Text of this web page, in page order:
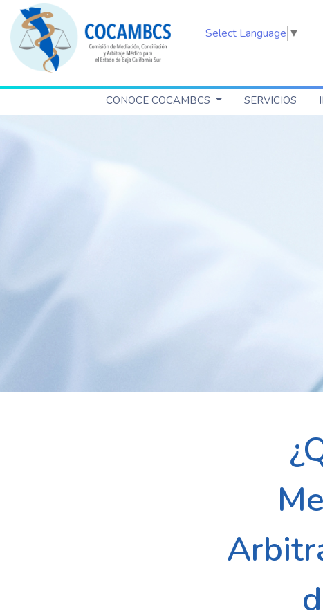
Select Language ▼
CONOCE COCAMBCS SERVICIOS